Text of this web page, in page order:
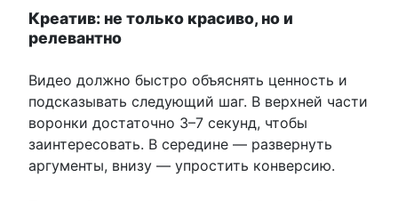
Креатив: не только красиво, но и
релевантно
Видео должно быстро объяснять ценность и
подсказывать следующий шаг. В верхней части
воронки достаточно 3–7 секунд, чтобы
заинтересовать. В середине — развернуть
аргументы, внизу — упростить конверсию.